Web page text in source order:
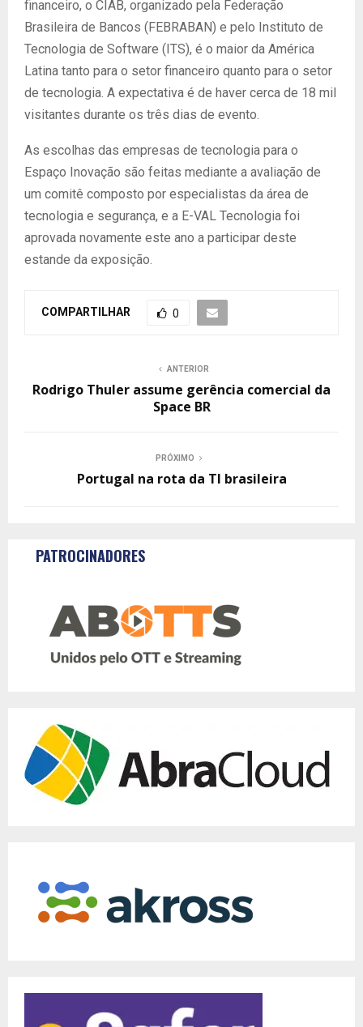
financeiro, o CIAB, organizado pela Federação
Brasileira de Bancos (FEBRABAN) e pelo Instituto de
Tecnologia de Software (ITS), é o maior da América
Latina tanto para o setor financeiro quanto para o setor
de tecnologia. A expectativa é de haver cerca de 18 mil
visitantes durante os três dias de evento.
As escolhas das empresas de tecnologia para o
Espaço Inovação são feitas mediante a avaliação de
um comitê composto por especialistas da área de
tecnologia e segurança, e a E-VAL Tecnologia foi
aprovada novamente este ano a participar deste
estande da exposição.
COMPARTILHAR 0
ANTERIOR
Rodrigo Thuler assume gerência comercial da
Space BR
PRÓXIMO
Portugal na rota da TI brasileira
PATROCINADORES